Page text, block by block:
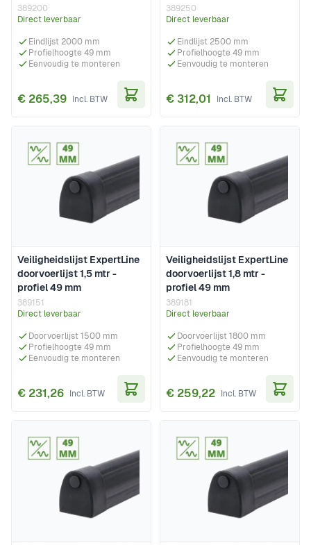
389200
Direct leverbaar
Eindlijst 2000 mm
Profielhoogte 49 mm
Eenvoudig te monteren
€ 265,39
389250
Direct leverbaar
Eindlijst 2500 mm
Profielhoogte 49 mm
Eenvoudig te monteren
€ 312,01
Veiligheidslijst ExpertLine
doorvoerlijst 1,5 mtr -
profiel 49 mm
389151
Direct leverbaar
Doorvoerlijst 1500 mm
Profielhoogte 49 mm
Eenvoudig te monteren
€ 231,26
Veiligheidslijst ExpertLine
doorvoerlijst 1,8 mtr -
profiel 49 mm
389181
Direct leverbaar
Doorvoerlijst 1800 mm
Profielhoogte 49 mm
Eenvoudig te monteren
€ 259,22